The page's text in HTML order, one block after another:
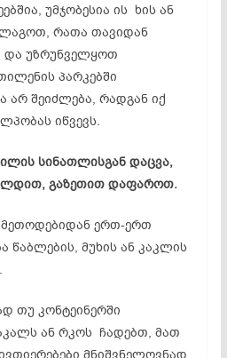
უმჯობესია ის ხის ან
რათა თავიდან
და უზრუნველყოთ
პარკებში
არ შეიძლება, რადგან იქ
იწვევს.
სინათლისგან დაცვა,
გაზეთით დაფაროთ.
ერთ-ერთ
წაბლების, მუხის ან კაკლის
თუ კონტეინერში
ან რკოს ჩადებთ, მათ